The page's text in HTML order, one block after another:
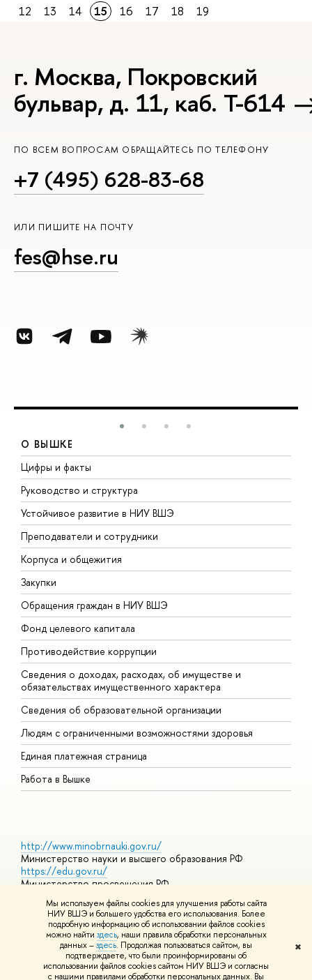
Мы используем файлы cookies для улучшения работы сайта
НИУ ВШЭ и большего удобства его использования. Более
подробную информацию об использовании файлов cookies
можно найти здесь, наши правила обработки персональных
данных –здесь. Продолжая пользоваться сайтом, вы
подтверждаете, что были проинформированы об
использовании файлов cookies сайтом НИУ ВШЭ и согласны
с нашими правилами обработки персональных данных. Вы
✖
12
13 14 15 16 17 18 19
г. Москва, Покровский
бульвар, д. 11, каб. Т-614
ПО ВСЕМ ВОПРОСАМ ОБРАЩАЙТЕСЬ ПО ТЕЛЕФОНУ
+7 (495) 628-83-68
ИЛИ ПИШИТЕ НА ПОЧТУ
fes@hse.ru
О ВЫШКЕ
Цифры и факты
Руководство и структура
Устойчивое развитие в НИУ ВШЭ
Преподаватели и сотрудники
Корпуса и общежития
Закупки
Обращения граждан в НИУ ВШЭ
Фонд целевого капитала
Противодействие коррупции
Сведения о доходах, расходах, об имуществе и
обязательствах имущественного характера
Сведения об образовательной организации
Людям с ограниченными возможностями здоровья
Единая платежная страница
Работа в Вышке
http://www.minobrnauki.gov.ru/
Министерство науки и высшего образования РФ
https://edu.gov.ru/
Министерство просвещения РФ
Массовые открытые онлайн-курсы
© НИУ ВШЭ 1993–2026 Адреса и контактыУсловия
использования материалов Политика конфиденциальности